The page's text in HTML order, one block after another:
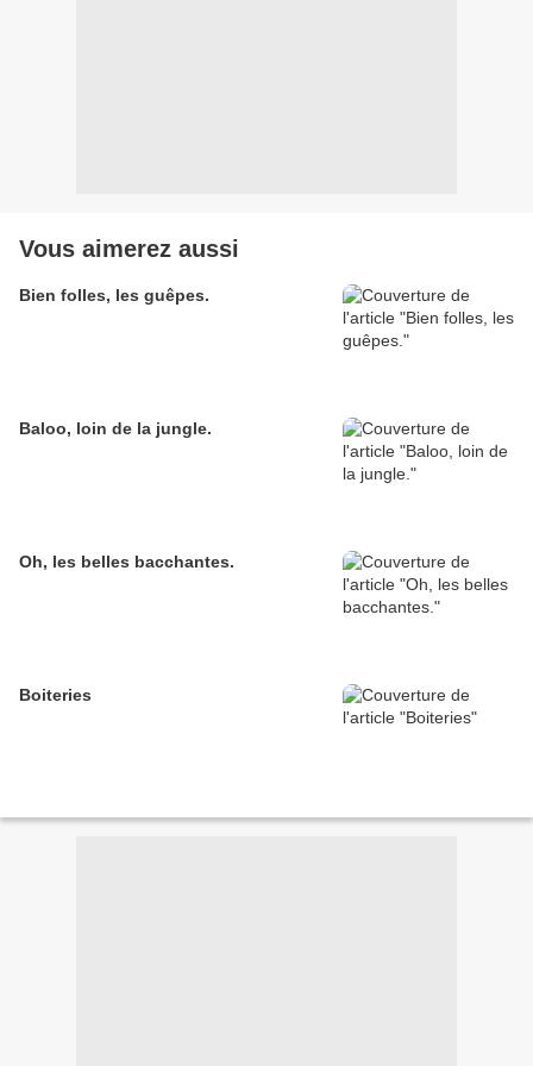
Vous aimerez aussi
Bien folles, les guêpes.
Baloo, loin de la jungle.
Oh, les belles bacchantes.
Boiteries